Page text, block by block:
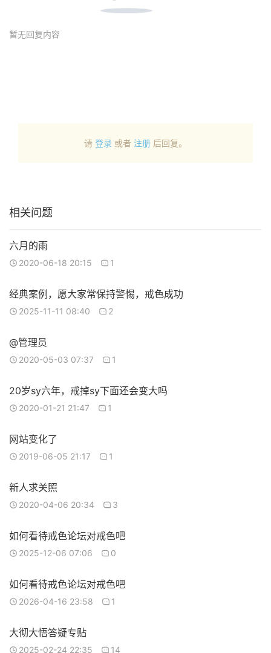
暂无回复内容
请 登录 或者 注册 后回复。
相关问题
六月的雨
2020-06-18 20:15 1
经典案例，愿大家常保持警惕，戒色成功
2025-11-11 08:40 2
@管理员
2020-05-03 07:37 1
20岁sy六年，戒掉sy下面还会变大吗
2020-01-21 21:47 1
网站变化了
2019-06-05 21:17 1
新人求关照
2020-04-06 20:34 3
如何看待戒色论坛对戒色吧
2025-12-06 07:06 0
如何看待戒色论坛对戒色吧
2026-04-16 23:58 1
大彻大悟答疑专贴
2025-02-24 22:35 14